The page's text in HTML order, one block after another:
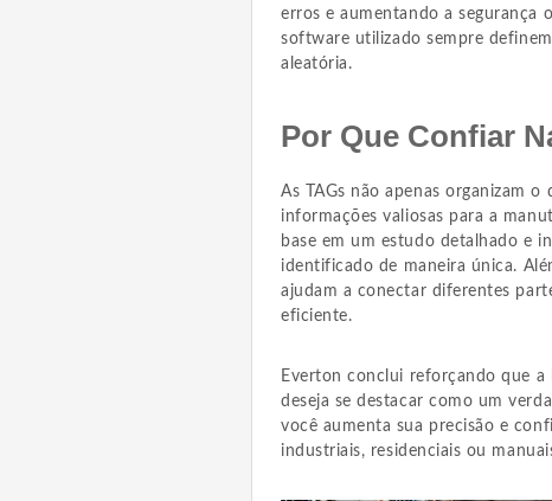
erros e aumentando a segurança
software utilizado sempre
aleatória.
Por Que Confiar
As TAGs não apenas organizam
informações valiosas para a
base em um estudo detalhado e
identificado de maneira única.
ajudam a conectar diferentes
eficiente.
Everton conclui reforçando que a
deseja se destacar como um
você aumenta sua precisão e
industriais, residenciais ou